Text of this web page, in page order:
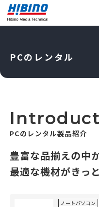
PCのレンタル
PCのレンタル製品紹介
豊富な品揃えの中か
最適な機材がきっ
ノートパソコン